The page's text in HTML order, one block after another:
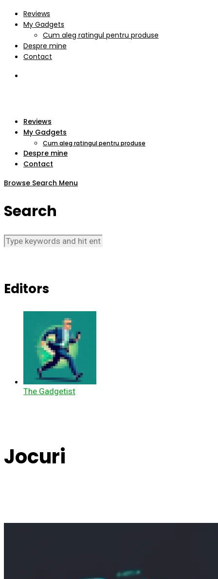
Reviews
My Gadgets
Cum aleg ratingul pentru produse
Despre mine
Contact
Reviews
My Gadgets
Cum aleg ratingul pentru produse
Despre mine
Contact
Browse Search Menu
Search
Editors
The Gadgetist
Jocuri